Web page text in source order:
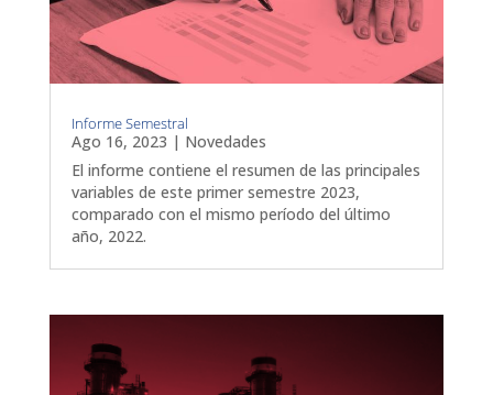
Informe Semestral
Ago 16, 2023 | Novedades
El informe contiene el resumen de las principales
variables de este primer semestre 2023,
comparado con el mismo período del último
año, 2022.